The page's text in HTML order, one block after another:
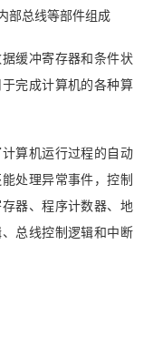
部总线等部件组成
缓冲寄存器和条件状
完成计算机的各种算
算机运行过程的自动
处理异常事件，控制
器、程序计数器、地
总线控制逻辑和中断